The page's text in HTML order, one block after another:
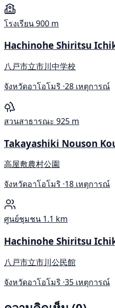
โรงเรียน900 m
Hachinohe Shiritsu
八戸市立市川中学校
จังหวัดอาโอโมริ ·28 เหตุการณ์
สวนสาธารณะ 925 m
Takayashiki Nouson
高屋敷農村公園
จังหวัดอาโอโมริ ·18 เหตุการณ์
ศูนย์ชุมชน 1.1 km
Hachinohe Shiritsu
八戸市立市川公民館
จังหวัดอาโอโมริ ·35 เหตุการณ์